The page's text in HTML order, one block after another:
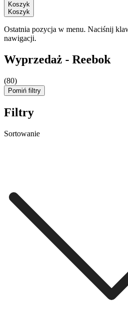
Koszyk
Koszyk
Ostatnia pozycja w menu. Naciśnij
nawigacji.
Wyprzedaż - Reebok
(80)
Pomiń filtry
Filtry
Sortowanie